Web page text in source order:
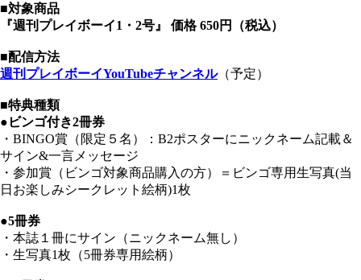
■対象商品
『週刊プレイボーイ1・2号』 価格 650円（税込）
■配信方法
週刊プレイボーイYouTubeチャンネル（予定）
■特典種類
●ビンゴ付き2冊券
・BINGO賞（限定５名）：B2ポスターにニックネーム記載＆
サイン&一言メッセージ
・参加賞（ビンゴ対象商品購入の方）＝ビンゴ専用生写真(当
日お楽しみシークレット絵柄)1枚
●5冊券
・本誌１冊にサイン（ニックネーム無し）
・生写真1枚（5冊券専用絵柄）